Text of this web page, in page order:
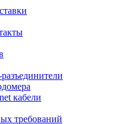
кабели